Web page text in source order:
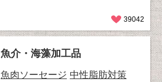
39042
魚介・海藻加工品
魚肉ソーセージ 中性脂肪対策